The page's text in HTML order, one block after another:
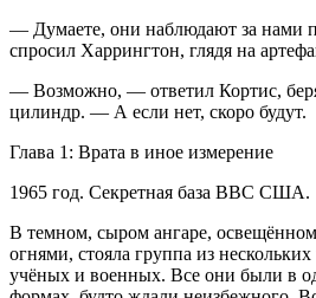
— Думаете, они наблюдают за нами
спросил Харрингтон, глядя на
— Возможно, — ответил Кортис,
цилиндр. — А если нет, скоро будут.
Глава 1: Врата в иное измерение
1965 год. Секретная база ВВС США.
В темном, сыром ангаре,
огнями, стояла группа из
учёных и военных. Все они были в